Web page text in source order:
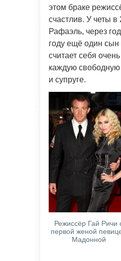
этом браке
счастлив. У четы в
Рафаэль, через
году ещё один
считает себя
каждую
и супруге.
Режиссёр Гай Ричи
первой женой
Мадонной